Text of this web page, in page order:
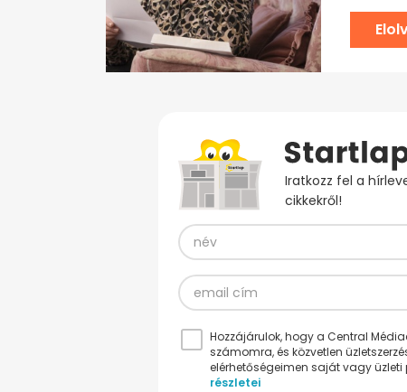
Iratkozz fel a
cikkekről!
Hozzájárulok, hogy a Central
számomra, és közvetlen
elérhetőségeimen saját vagy
részletei